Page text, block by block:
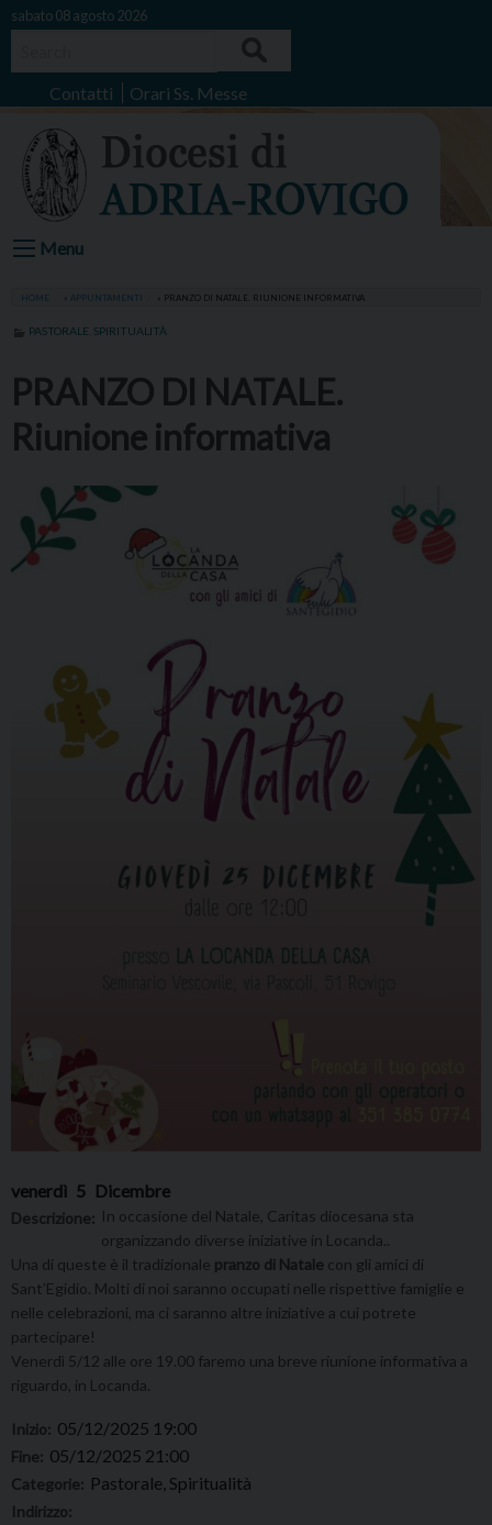
Skip
sabato 08 agosto 2026
Contatti Orari Ss. Messe
Menu
HOME APPUNTAMENTI PRANZO DI NATALE. RIUNIONE INFORMATIVA
PASTORALE SPIRITUALITÀ
PRANZO DI NATALE.
Riunione informativa
venerdì 5 Dicembre
Descrizione: In occasione del Natale, Caritas diocesana sta
organizzando diverse iniziative in Locanda..
Una di queste è il tradizionale pranzo di Natale con gli amici di
Sant’Egidio. Molti di noi saranno occupati nelle rispettive famiglie e
nelle celebrazioni, ma ci saranno altre iniziative a cui potrete
partecipare!
Venerdì 5/12 alle ore 19.00 faremo una breve riunione informativa a
riguardo, in Locanda.
Inizio: 05/12/2025 19:00
Fine: 05/12/2025 21:00
Categorie: Pastorale, Spiritualità
Indirizzo: